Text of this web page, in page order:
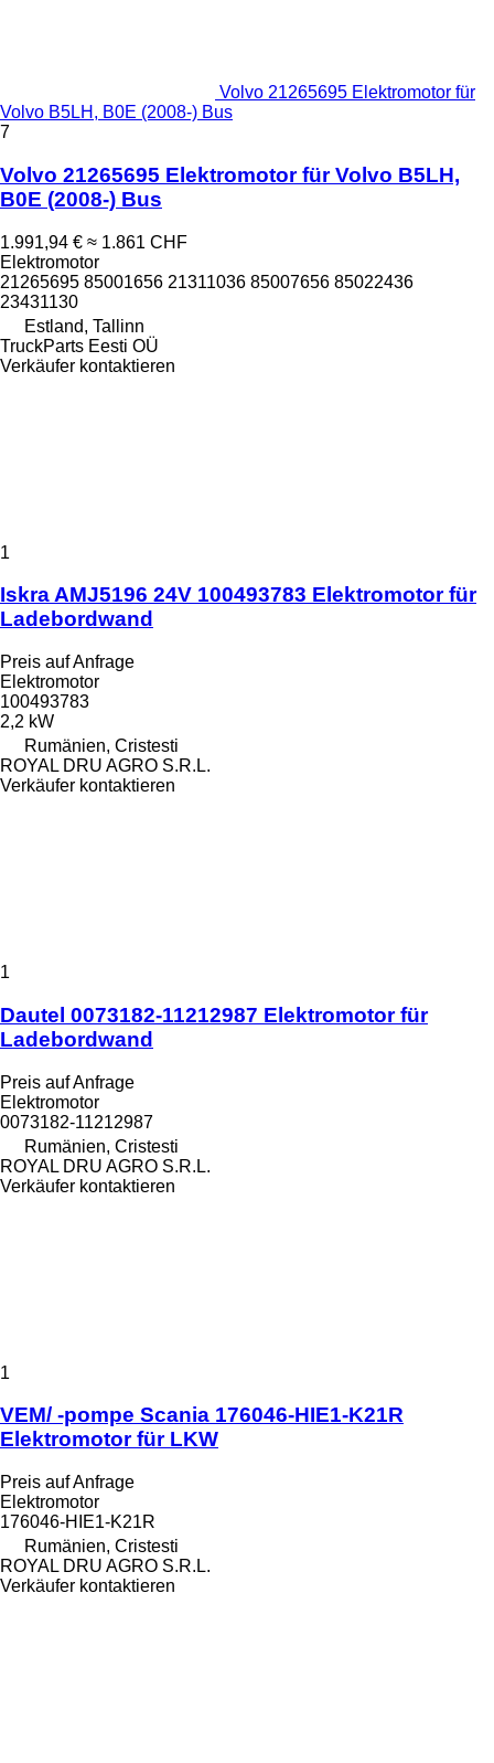
Volvo 21265695 Elektromotor für
Volvo B5LH, B0E (2008-) Bus
7
Volvo 21265695 Elektromotor für Volvo B5LH,
B0E (2008-) Bus
1.991,94 € ≈ 1.861 CHF
Elektromotor
21265695 85001656 21311036 85007656 85022436
23431130
Estland, Tallinn
TruckParts Eesti OÜ
Verkäufer kontaktieren
1
Iskra AMJ5196 24V 100493783 Elektromotor für
Ladebordwand
Preis auf Anfrage
Elektromotor
100493783
2,2 kW
Rumänien, Cristesti
ROYAL DRU AGRO S.R.L.
Verkäufer kontaktieren
1
Dautel 0073182-11212987 Elektromotor für
Ladebordwand
Preis auf Anfrage
Elektromotor
0073182-11212987
Rumänien, Cristesti
ROYAL DRU AGRO S.R.L.
Verkäufer kontaktieren
1
VEM/ -pompe Scania 176046-HIE1-K21R
Elektromotor für LKW
Preis auf Anfrage
Elektromotor
176046-HIE1-K21R
Rumänien, Cristesti
ROYAL DRU AGRO S.R.L.
Verkäufer kontaktieren